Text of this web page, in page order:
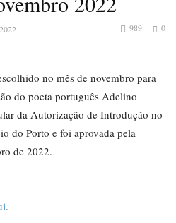
0
989
no mês de novembro para
do poeta português Adelino
da Autorização de Introdução no
do Porto e foi aprovada pela
de 2022.
.